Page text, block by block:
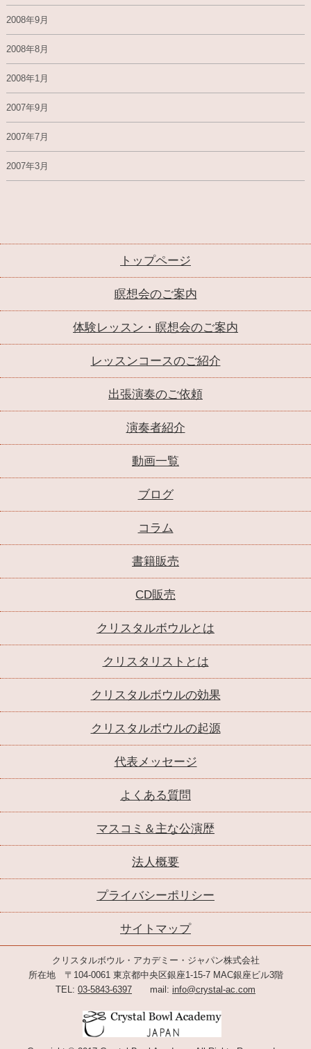
2008年9月
2008年8月
2008年1月
2007年9月
2007年7月
2007年3月
トップページ
瞑想会のご案内
体験レッスン・瞑想会のご案内
レッスンコースのご紹介
出張演奏のご依頼
演奏者紹介
動画一覧
ブログ
コラム
書籍販売
CD販売
クリスタルボウルとは
クリスタリストとは
クリスタルボウルの効果
クリスタルボウルの起源
代表メッセージ
よくある質問
マスコミ＆主な公演歴
法人概要
プライバシーポリシー
サイトマップ
クリスタルボウル・アカデミー・ジャパン株式会社
所在地 〒104-0061 東京都中央区銀座1-15-7 MAC銀座ビル3階
TEL: 03-5843-6397 mail: info@crystal-ac.com